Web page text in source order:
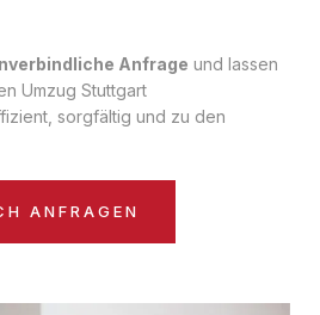
Anfrage und lassen
Umzug Stuttgart
sorgfältig und zu den
ANFRAGEN